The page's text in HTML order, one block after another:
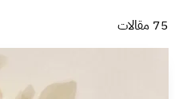
75 مقالات